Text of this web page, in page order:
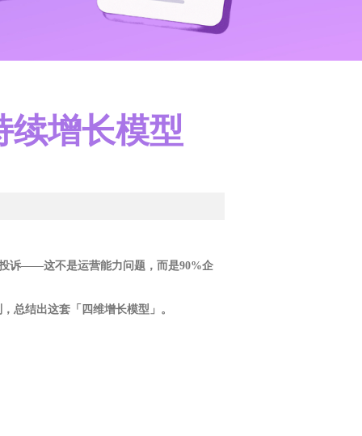
续增长模型
诉——这不是运营能力问题，而是90%企
总结出这套「四维增长模型」。